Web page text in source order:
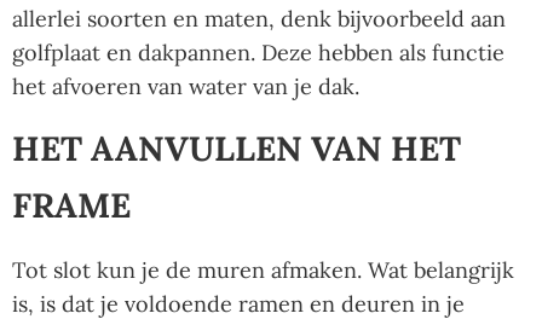
allerlei soorten en maten, denk bijvoorbeeld aan
golfplaat en dakpannen. Deze hebben als functie
het afvoeren van water van je dak.
HET AANVULLEN VAN HET
FRAME
Tot slot kun je de muren afmaken. Wat belangrijk
is, is dat je voldoende ramen en deuren in je